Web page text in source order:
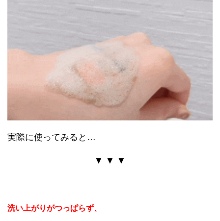
実際に使ってみると…
▼ ▼ ▼
洗い上がりがつっぱらず、